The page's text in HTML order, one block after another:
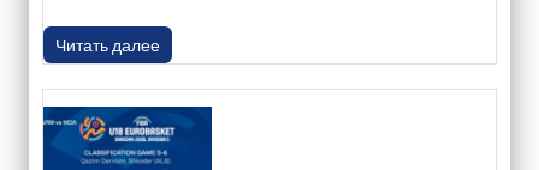
Читать далее